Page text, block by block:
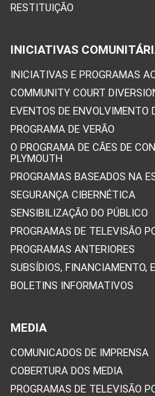
RESTITUIÇÃO
INICIATIVAS
INICIATIVAS E PROGRAMAS
COMMUNITY COURT
EVENTOS DE ENVOLVIMENTO
PROGRAMA DE VERÃO
O PROGRAMA DE CÃES DE
PLYMOUTH
PROGRAMAS BASEADOS NA
SEGURANÇA CIBERNÉTICA
SENSIBILIZAÇÃO DO PÚBLICO
PROGRAMAS DE TELEVISÃO
PROGRAMAS ANTERIORES
SUBSÍDIOS, FINANCIAMENTO,
BOLETINS INFORMATIVOS
MEDIA
COMUNICADOS DE IMPRENSA
COBERTURA DOS MEDIA
PROGRAMAS DE TELEVISÃO